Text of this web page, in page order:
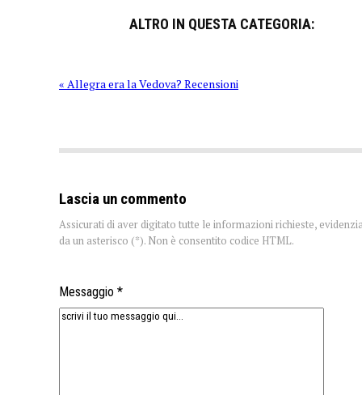
ALTRO IN QUESTA CATEGORIA:
« Allegra era la Vedova? Recensioni
Lascia un commento
Assicurati di aver digitato tutte le informazioni richieste,
da un asterisco (*). Non è consentito codice HTML.
Messaggio *